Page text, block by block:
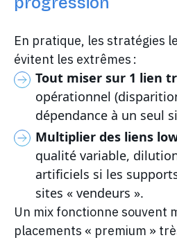
En pratique, les stratégies
évitent les extrêmes :
Tout miser sur 1 lien
opérationnel
dépendance à un seul
Multiplier des liens
qualité variable,
artificiels si les
sites « vendeurs ».
Un mix fonctionne souvent
placements « premium »